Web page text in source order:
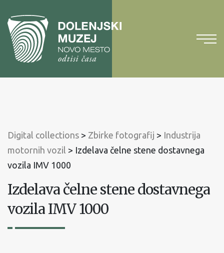
contentTo
main
menu
Digital collections > Zbirke fotografij > Industrija
motornih vozil > Izdelava čelne stene dostavnega
vozila IMV 1000
Izdelava čelne stene dostavnega
vozila IMV 1000